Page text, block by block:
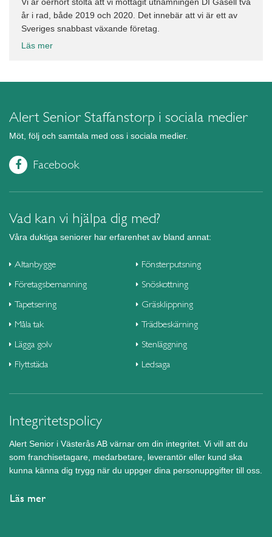
Vi är oerhört stolta att vi mottagit utnämningen DI Gasell två
år i rad, både 2019 och 2020. Det innebär att vi är ett av
Sveriges snabbast växande företag.
Läs mer
Alert Senior Staffanstorp i sociala medier
Möt, följ och samtala med oss i sociala medier.
Facebook
Vad kan vi hjälpa dig med?
Våra duktiga seniorer har erfarenhet av bland annat:
Altanbygge
Företagsbemanning
Tapetsering
Måla tak
Lägga golv
Flyttstäda
Fönsterputsning
Snöskottning
Gräsklippning
Trädbeskärning
Stenläggning
Ledsaga
Integritetspolicy
Alert Senior i Västerås AB värnar om din integritet. Vi vill att du
som franchisetagare, medarbetare, leverantör eller kund ska
kunna känna dig trygg när du uppger dina personuppgifter till oss.
Läs mer